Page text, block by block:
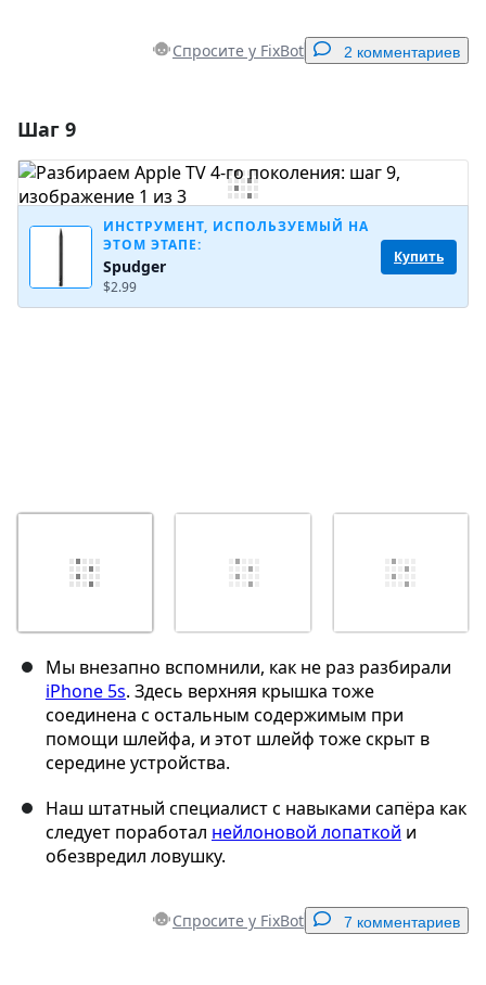
Спросите у FixBot 2 комментариев
Добавить комментарий
Оставить комментарий
Шаг 9
ИНСТРУМЕНТ, ИСПОЛЬЗУЕМЫЙ НА
ЭТОМ ЭТАПЕ:
Spudger
$2.99
Купить
Мы внезапно вспомнили, как не раз разбирали
iPhone 5s. Здесь верхняя крышка тоже
соединена с остальным содержимым при
помощи шлейфа, и этот шлейф тоже скрыт в
середине устройства.
Наш штатный специалист с навыками сапёра как
следует поработал нейлоновой лопаткой и
обезвредил ловушку.
Спросите у FixBot 7 комментариев